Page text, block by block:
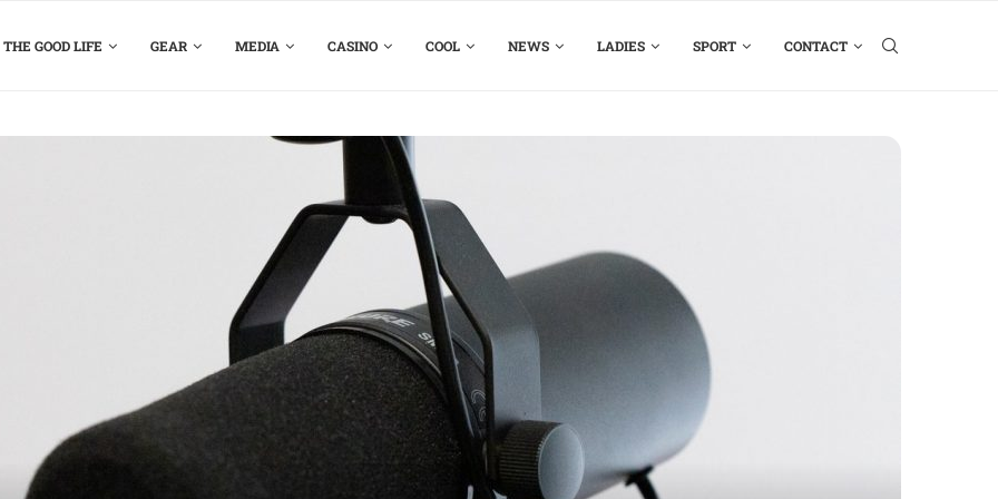
THE GOOD LIFE GEAR MEDIA CASINO COOL NEWS LADIES SPORT CONTACT